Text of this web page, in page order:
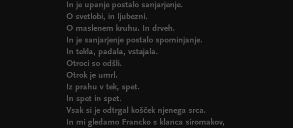
In je upanje postalo sanjarjenje.
O svetlobi, in ljubezni.
O maslenem kruhu. In drveh.
In je sanjarjenje postalo spominjanje.
In tekla, padala, vstajala.
Otroci so odšli.
Otrok je umrl.
Iz prahu v tek, spet.
In spet in spet.
Vsak si je odtrgal košček njenega srca.
In mi gledamo Francko s klanca siromakov,